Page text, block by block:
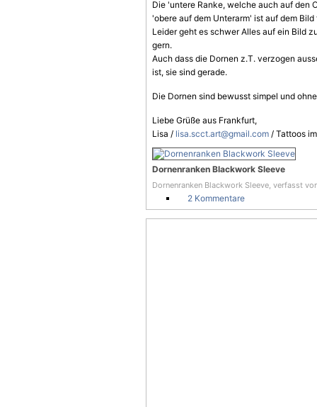
Die 'untere Ranke, welche auch auf den
'obere auf dem Unterarm' ist auf dem Bild
Leider geht es schwer Alles auf ein Bild
gern.
Auch dass die Dornen z.T. verzogen
ist, sie sind gerade.
Die Dornen sind bewusst simpel und
Liebe Grüße aus Frankfurt,
Lisa / lisa.scct.art@gmail.com / Tattoos
Dornenranken Blackwork Sleeve
Dornenranken Blackwork Sleeve, verfasst
2 Kommentare